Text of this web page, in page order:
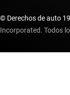
© Derechos de auto
Incorporated. Todos